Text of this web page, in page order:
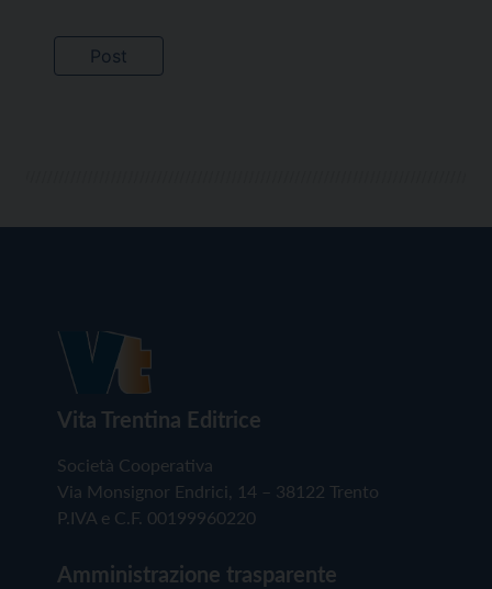
Vita Trentina Editrice
Società Cooperativa
Via Monsignor Endrici, 14 – 38122 Trento
P.IVA e C.F. 00199960220
Amministrazione trasparente